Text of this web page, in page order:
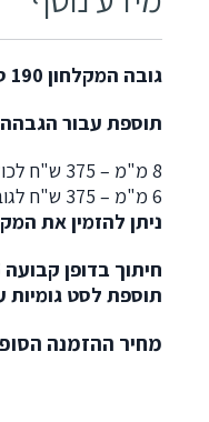
גובה המקלחון 190 ס"מ
תוספת עבור
8 מ"מ – 375 ש"ח לכול 20 ס"מ
6 מ"מ – 375 ש"ח לגובה כולל של 2 מ'
ניתן להזמין את
חיתוך בדופן קבועה 375 ש"ח
תוספת לסט גומיות
מחיר ההזמנה